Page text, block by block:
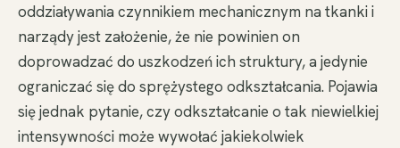
oddziaływania czynnikiem mechanicznym na tkanki i
narządy jest założenie, że nie powinien on
doprowadzać do uszkodzeń ich struktury, a jedynie
ograniczać się do sprężystego odkształcania. Pojawia
się jednak pytanie, czy odkształcanie o tak niewielkiej
intensywności może wywołać jakiekolwiek